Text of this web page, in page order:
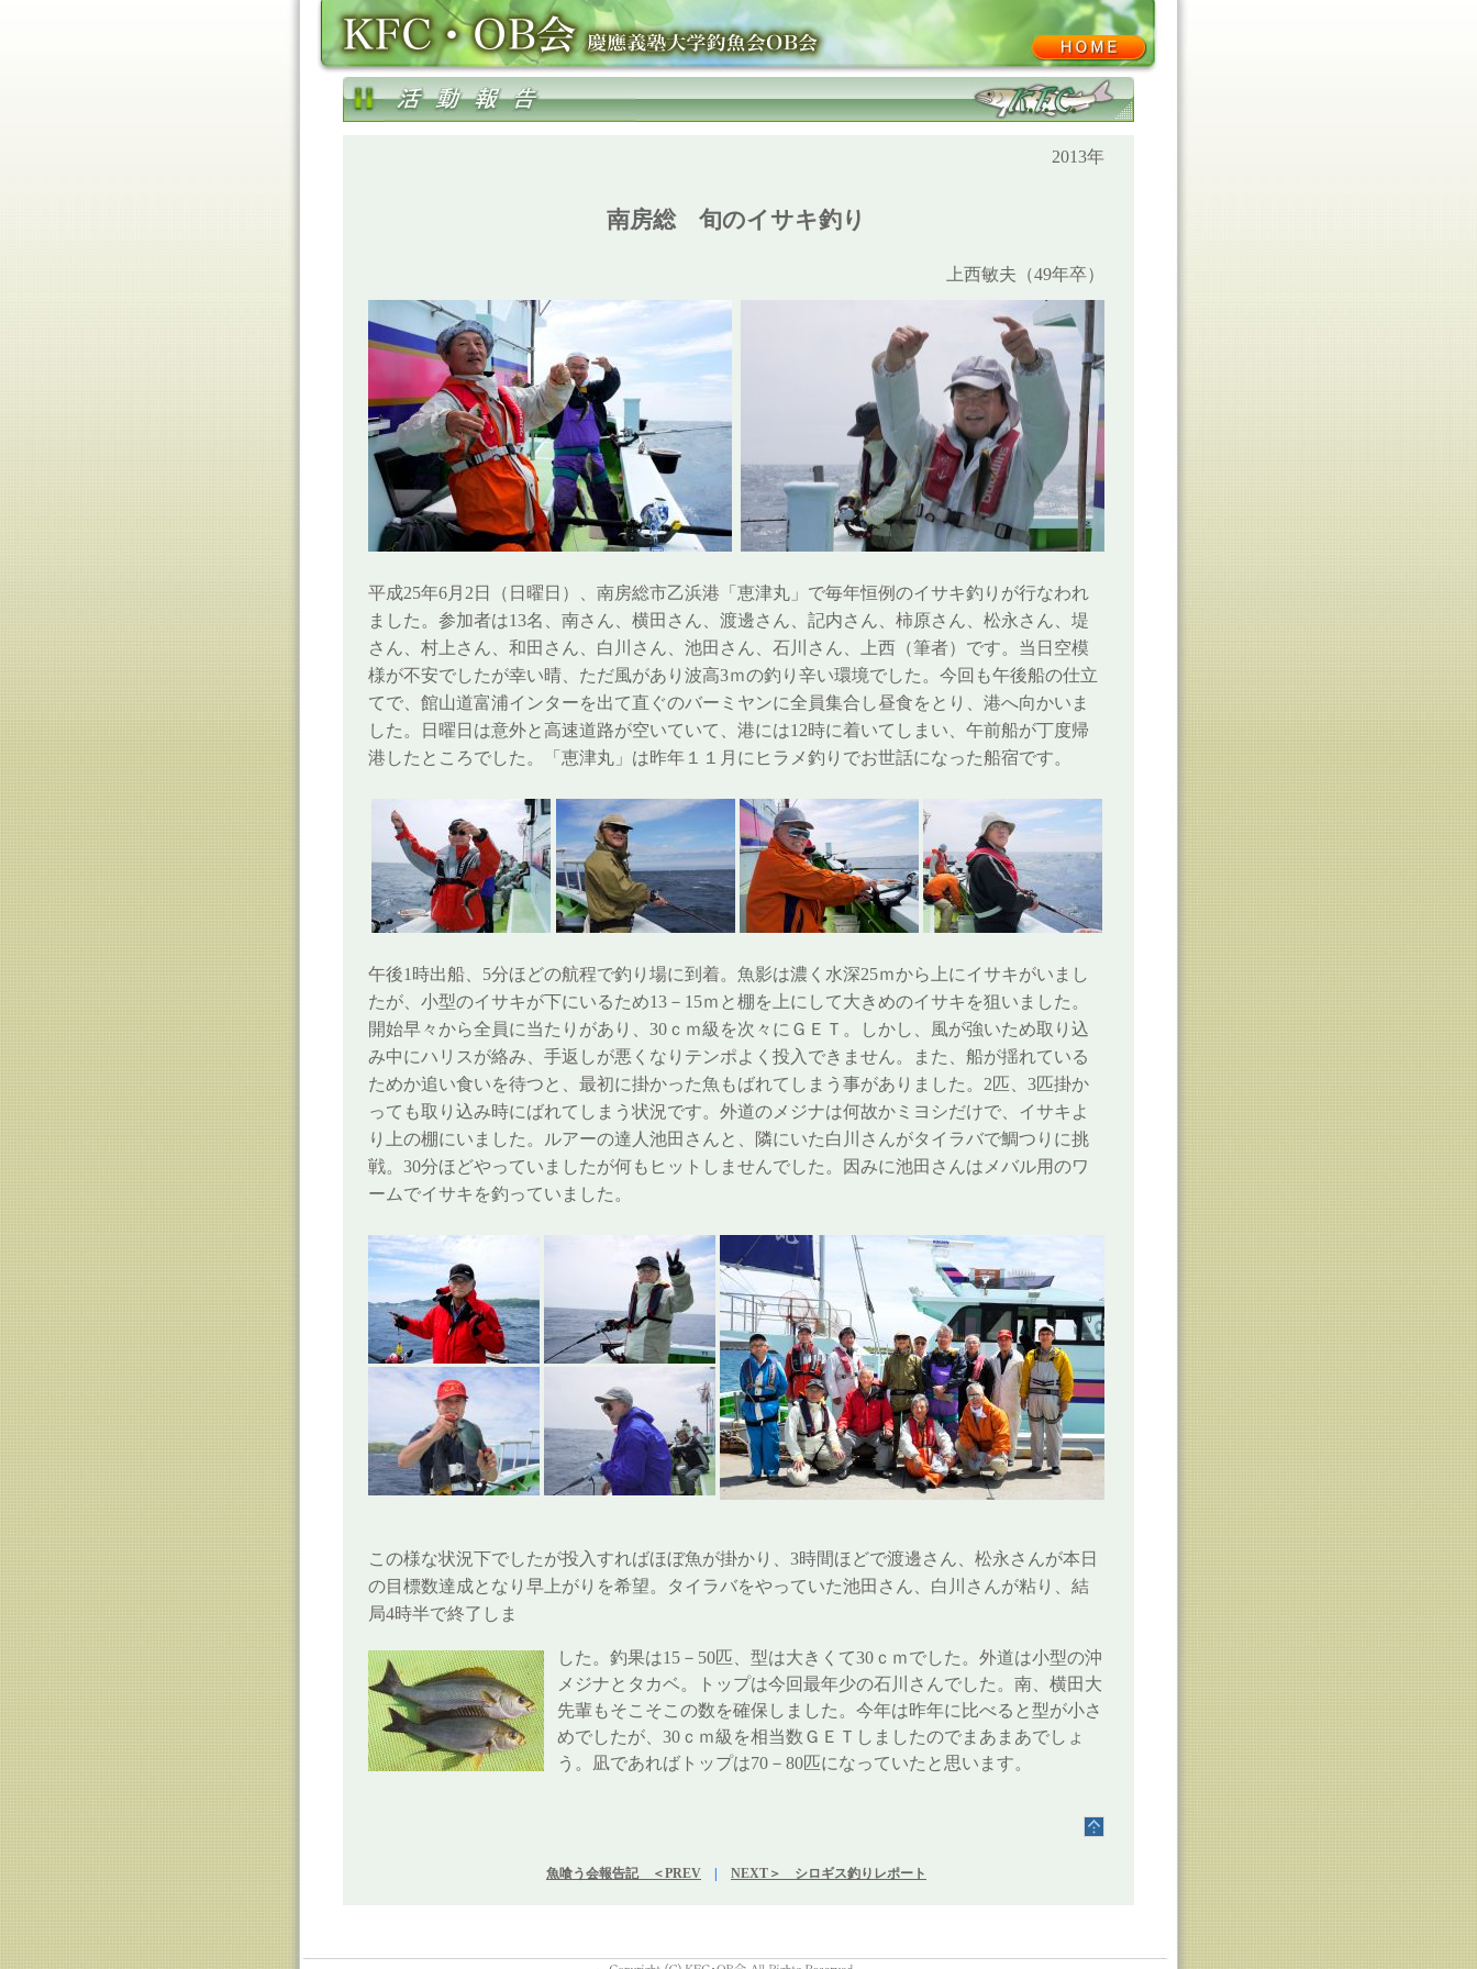
KFC･OB会ホーム
2013年
南房総 旬のイサキ釣り
上西敏夫（49年卒）
平成25年6月2日（日曜日）、南房総市乙浜港「恵津丸」で毎年恒例のイサキ釣りが行なわれ
ました。参加者は13名、南さん、横田さん、渡邊さん、記内さん、柿原さん、松永さん、堤
さん、村上さん、和田さん、白川さん、池田さん、石川さん、上西（筆者）です。当日空模
様が不安でしたが幸い晴、ただ風があり波高3ｍの釣り辛い環境でした。今回も午後船の仕立
てで、館山道富浦インターを出て直ぐのバーミヤンに全員集合し昼食をとり、港へ向かいま
した。日曜日は意外と高速道路が空いていて、港には12時に着いてしまい、午前船が丁度帰
港したところでした。「恵津丸」は昨年１１月にヒラメ釣りでお世話になった船宿です。
午後1時出船、5分ほどの航程で釣り場に到着。魚影は濃く水深25ｍから上にイサキがいまし
たが、小型のイサキが下にいるため13－15ｍと棚を上にして大きめのイサキを狙いました。
開始早々から全員に当たりがあり、30ｃｍ級を次々にＧＥＴ。しかし、風が強いため取り込
み中にハリスが絡み、手返しが悪くなりテンポよく投入できません。また、船が揺れている
ためか追い食いを待つと、最初に掛かった魚もばれてしまう事がありました。2匹、3匹掛か
っても取り込み時にばれてしまう状況です。外道のメジナは何故かミヨシだけで、イサキよ
り上の棚にいました。ルアーの達人池田さんと、隣にいた白川さんがタイラバで鯛つりに挑
戦。30分ほどやっていましたが何もヒットしませんでした。因みに池田さんはメバル用のワ
ームでイサキを釣っていました。
この様な状況下でしたが投入すればほぼ魚が掛かり、3時間ほどで渡邊さん、松永さんが本日
の目標数達成となり早上がりを希望。タイラバをやっていた池田さん、白川さんが粘り、結
局4時半で終了しま
した。釣果は15－50匹、型は大きくて30ｃｍでした。外道は小型の沖
メジナとタカベ。トップは今回最年少の石川さんでした。南、横田大
先輩もそこそこの数を確保しました。今年は昨年に比べると型が小さ
めでしたが、30ｃｍ級を相当数ＧＥＴしましたのでまあまあでしょ
う。凪であればトップは70－80匹になっていたと思います。
魚喰う会報告記 ＜PREV NEXT＞ シロギス釣りレポート